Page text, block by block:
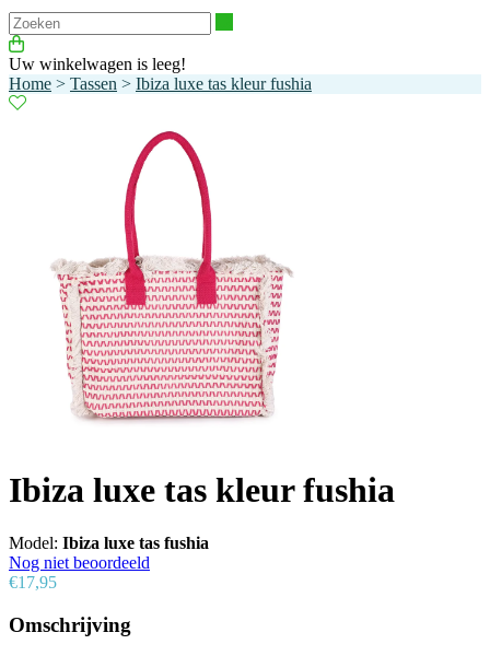
Uw winkelwagen is leeg!
Home > Tassen > Ibiza luxe tas kleur fushia
Ibiza luxe tas kleur fushia
Model: Ibiza luxe tas fushia
Nog niet beoordeeld
€17,95
Omschrijving